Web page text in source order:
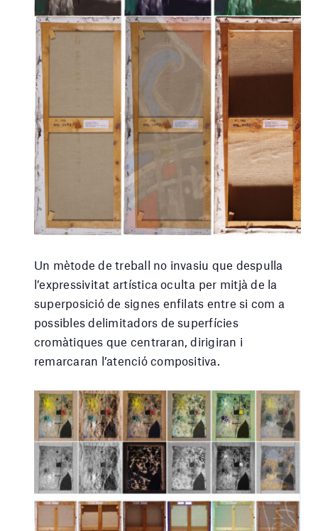
Un mètode de treball no invasiu que despulla
l’expressivitat artística oculta per mitjà de la
superposició de signes enfilats entre si com a
possibles delimitadors de superfícies
cromàtiques que centraran, dirigiran i
remarcaran l’atenció compositiva.